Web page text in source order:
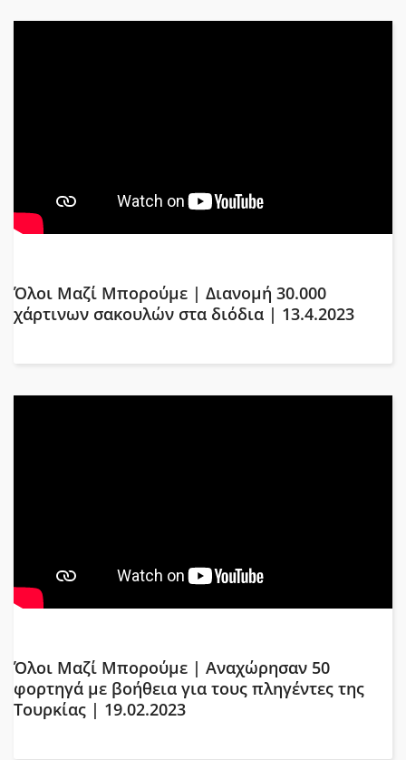
Όλοι Μαζί Μπορούμε | Διανομή 30.000
χάρτινων σακουλών στα διόδια | 13.4.2023
Όλοι Μαζί Μπορούμε | Αναχώρησαν 50
φορτηγά με βοήθεια για τους πληγέντες της
Τουρκίας | 19.02.2023